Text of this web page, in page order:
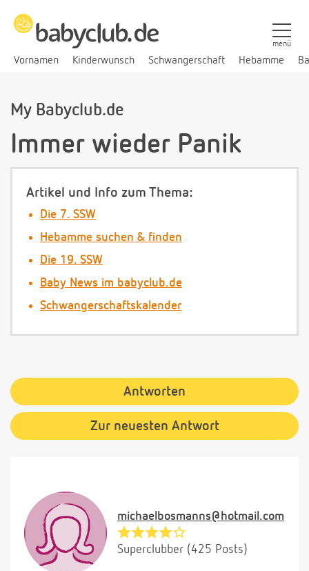
Vornamen Kinderwunsch Schwangerschaft Hebamme
menü
My Babyclub.de
Immer wieder Panik
Artikel und Info zum Thema:
Die 7. SSW
Hebamme suchen & finden
Die 19. SSW
Baby News im babyclub.de
Schwangerschaftskalender
Antworten
Zur neuesten Antwort
michaelbosmanns@hotmail.com
Superclubber (425 Posts)